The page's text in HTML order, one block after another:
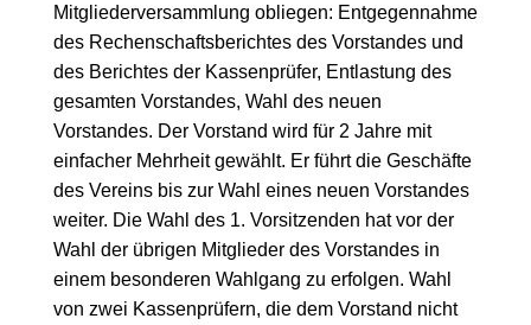
Mitgliederversammlung obliegen: Entgegennahme
des Rechenschaftsberichtes des Vorstandes und
des Berichtes der Kassenprüfer, Entlastung des
gesamten Vorstandes, Wahl des neuen
Vorstandes. Der Vorstand wird für 2 Jahre mit
einfacher Mehrheit gewählt. Er führt die Geschäfte
des Vereins bis zur Wahl eines neuen Vorstandes
weiter. Die Wahl des 1. Vorsitzenden hat vor der
Wahl der übrigen Mitglieder des Vorstandes in
einem besonderen Wahlgang zu erfolgen. Wahl
von zwei Kassenprüfern, die dem Vorstand nicht